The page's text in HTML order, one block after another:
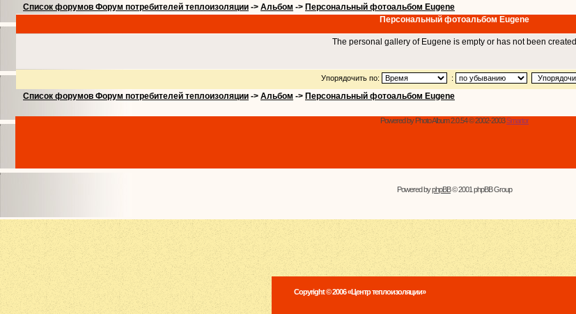
Список форумов Форум потребителей теплоизоляции -> Альбом -> Персональный фотоальбом Eugene
Персональный фотоальбом Eugene
The personal gallery of Eugene is empty or has not been created
Упорядочить по: :
Список форумов Форум потребителей теплоизоляции -> Альбом -> Персональный фотоальбом Eugene
Powered by Photo Album 2.0.54 © 2002-2003Smartor
Powered byphpBB© 2001 phpBB Group
Copyright © 2006 «Центр теплоизоляции»